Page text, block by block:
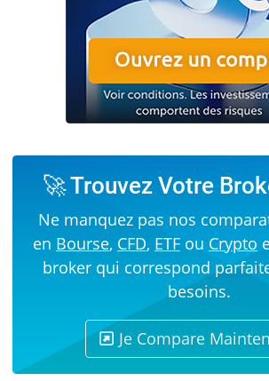
🚀 Trouvez Votre
Ne manquez pas nos
en Bourse, CFD, ETF ou Crypto
broker qui correspond
besoins.
Je Compare